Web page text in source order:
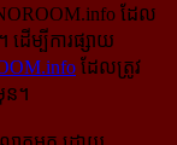
ដែល
ើម្បីការផ្សាយ
ដែលត្រូវ
ន។